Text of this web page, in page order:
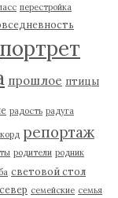
перестройка
портрет
прошлое птицы
радость радуга
репортаж
родители родник
световой стол
север семейские семья